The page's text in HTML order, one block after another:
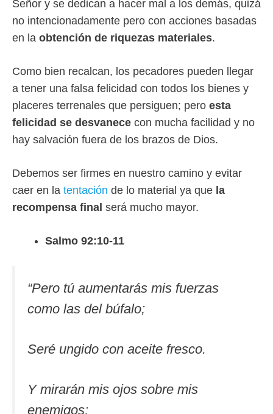
Señor y se dedican a hacer mal a los demás, quizá
no intencionadamente pero con acciones basadas
en la obtención de riquezas materiales.
Como bien recalcan, los pecadores pueden llegar
a tener una falsa felicidad con todos los bienes y
placeres terrenales que persiguen; pero esta
felicidad se desvanece con mucha facilidad y no
hay salvación fuera de los brazos de Dios.
Debemos ser firmes en nuestro camino y evitar
caer en la tentación de lo material ya que la
recompensa final será mucho mayor.
Salmo 92:10-11
“Pero tú aumentarás mis fuerzas
como las del búfalo;
Seré ungido con aceite fresco.
Y mirarán mis ojos sobre mis
enemigos;